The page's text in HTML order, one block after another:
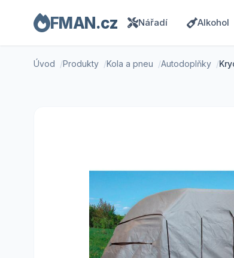
FMAN.cz Nářadí Alkohol
Úvod Produkty Kola a pneu Autodoplňky